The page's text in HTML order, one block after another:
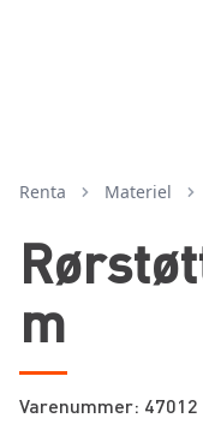
Renta Materiel
m
Varenummer: 47012